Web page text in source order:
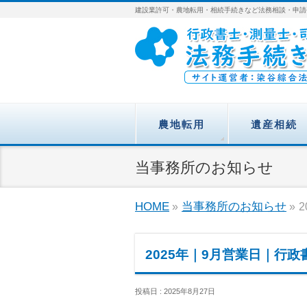
建設業許可・農地転用・相続手続きなど法務相談・申
農地転用 遺産相続
当事務所のお知らせ
HOME » 当事務所のお知らせ »
2025年｜9月営業日｜行政
投稿日 : 2025年8月27日